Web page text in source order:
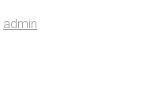
admin